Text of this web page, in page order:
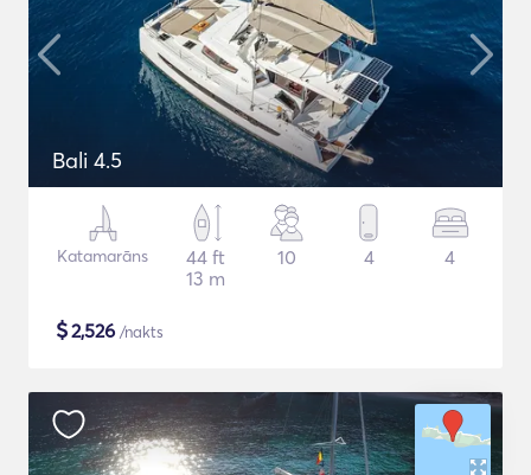
Bali 4.5
Katamarāns
44 ft
13 m
10 4 4
$2,526 /nakts